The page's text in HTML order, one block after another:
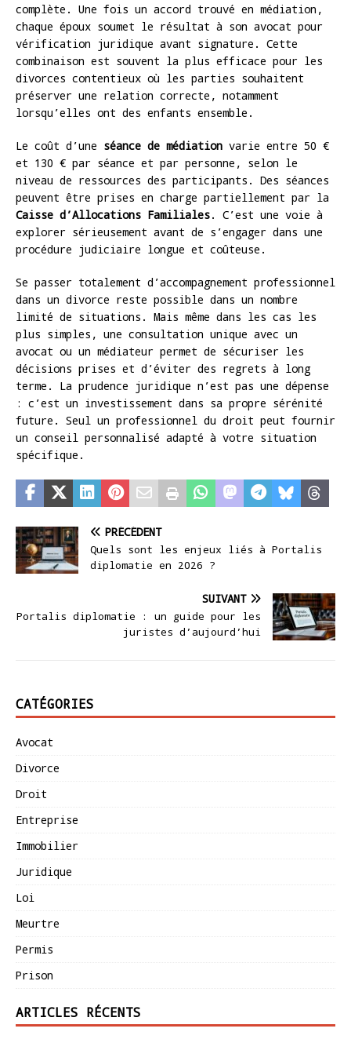
complète. Une fois un accord trouvé en médiation,
chaque époux soumet le résultat à son avocat pour
vérification juridique avant signature. Cette
combinaison est souvent la plus efficace pour les
divorces contentieux où les parties souhaitent
préserver une relation correcte, notamment
lorsqu’elles ont des enfants ensemble.
Le coût d’une séance de médiation varie entre 50 €
et 130 € par séance et par personne, selon le
niveau de ressources des participants. Des séances
peuvent être prises en charge partiellement par la
Caisse d’Allocations Familiales. C’est une voie à
explorer sérieusement avant de s’engager dans une
procédure judiciaire longue et coûteuse.
Se passer totalement d’accompagnement professionnel
dans un divorce reste possible dans un nombre
limité de situations. Mais même dans les cas les
plus simples, une consultation unique avec un
avocat ou un médiateur permet de sécuriser les
décisions prises et d’éviter des regrets à long
terme. La prudence juridique n’est pas une dépense
: c’est un investissement dans sa propre sérénité
future. Seul un professionnel du droit peut fournir
un conseil personnalisé adapté à votre situation
spécifique.
PRÉCÉDENT
Quels sont les enjeux liés à Portalis
diplomatie en 2026 ?
SUIVANT
Portalis diplomatie : un guide pour les
juristes d’aujourd’hui
CATÉGORIES
Avocat
Divorce
Droit
Entreprise
Immobilier
Juridique
Loi
Meurtre
Permis
Prison
ARTICLES RÉCENTS